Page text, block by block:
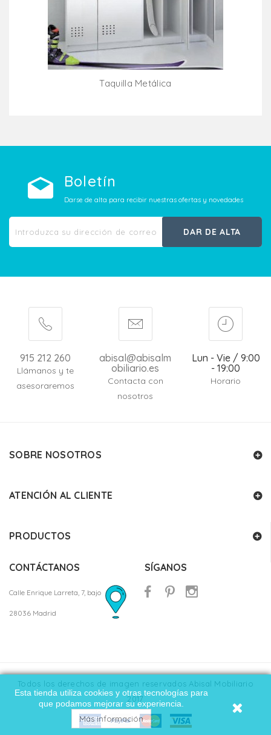
Esta tienda utiliza cookies y otras tecnologías para
que podamos mejorar su experiencia.
Más información
Taquilla Metálica
Boletín
Darse de alta para recibir nuestras ofertas y novedades
DAR DE ALTA
915 212 260
Llámanos y te
asesoraremos
abisal@abisalm
obiliario.es
Contacta con
nosotros
Lun - Vie / 9:00
- 19:00
Horario
SOBRE NOSOTROS
ATENCIÓN AL CLIENTE
PRODUCTOS
CONTÁCTANOS
Calle Enrique Larreta, 7, bajo
28036 Madrid
SÍGANOS
Todos los derechos de imagen reservados Abisal Mobiliario
2017